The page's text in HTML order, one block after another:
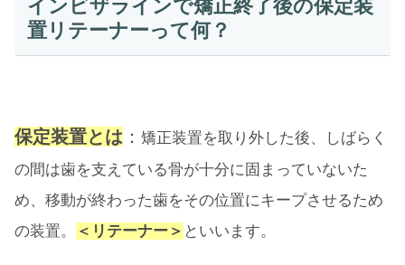
インビザラインで矯正終了後の保定装
置リテーナーって何？
保定装置とは ： 矯正装置を取り外した後、しばらく
の間は歯を支えている骨が十分に固まっていないた
め、移動が終わった歯をその位置にキープさせるため
の装置。
＜リテーナー＞ といいます。